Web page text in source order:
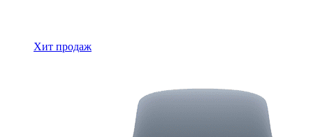
Хит продаж